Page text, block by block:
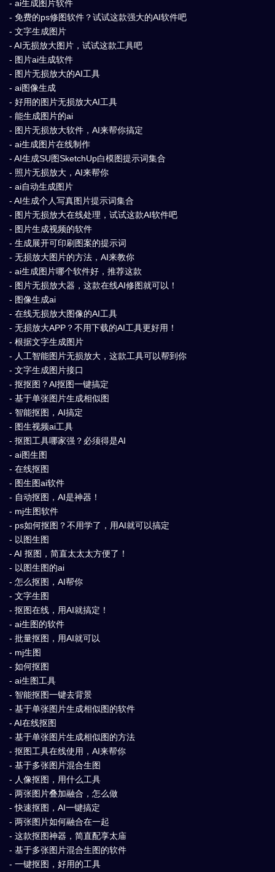
- ai生成图片软件
- 免费的ps修图软件？试试这款强大的AI软件吧
- 文字生成图片
- AI无损放大图片，试试这款工具吧
- 图片ai生成软件
- 图片无损放大的AI工具
- ai图像生成
- 好用的图片无损放大AI工具
- 能生成图片的ai
- 图片无损放大软件，AI来帮你搞定
- ai生成图片在线制作
- AI生成SU图SketchUp白模图提示词集合
- 照片无损放大，AI来帮你
- ai自动生成图片
- AI生成个人写真图片提示词集合
- 图片无损放大在线处理，试试这款AI软件吧
- 图片生成视频的软件
- 生成展开可印刷图案的提示词
- 无损放大图片的方法，AI来教你
- ai生成图片哪个软件好，推荐这款
- 图片无损放大器，这款在线AI修图就可以！
- 图像生成ai
- 在线无损放大图像的AI工具
- 无损放大APP？不用下载的AI工具更好用！
- 根据文字生成图片
- 人工智能图片无损放大，这款工具可以帮到你
- 文字生成图片接口
- 抠抠图？AI抠图一键搞定
- 基于单张图片生成相似图
- 智能抠图，AI搞定
- 图生视频ai工具
- 抠图工具哪家强？必须得是AI
- ai图生图
- 在线抠图
- 图生图ai软件
- 自动抠图，AI是神器！
- mj生图软件
- ps如何抠图？不用学了，用AI就可以搞定
- 以图生图
- AI 抠图，简直太太太方便了！
- 以图生图的ai
- 怎么抠图，AI帮你
- 文字生图
- 抠图在线，用AI就搞定！
- ai生图的软件
- 批量抠图，用AI就可以
- mj生图
- 如何抠图
- ai生图工具
- 智能抠图一键去背景
- 基于单张图片生成相似图的软件
- AI在线抠图
- 基于单张图片生成相似图的方法
- 抠图工具在线使用，AI来帮你
- 基于多张图片混合生图
- 人像抠图，用什么工具
- 两张图片叠加融合，怎么做
- 快速抠图，AI一键搞定
- 两张图片如何融合在一起
- 这款抠图神器，简直配享太庙
- 基于多张图片混合生图的软件
- 一键抠图，好用的工具